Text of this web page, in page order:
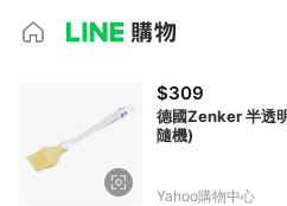
$309
德國Zenker 半透
隨機)
Yahoo購物中心